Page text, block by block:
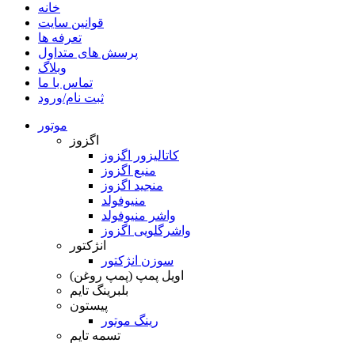
خانه
قوانین سایت
تعرفه ها
پرسش های متداول
وبلاگ
تماس با ما
ثبت نام/ورود
موتور
اگزوز
کاتالیزور اگزوز
منبع اگزوز
منجید اگزوز
منیوفولد
واشر منیوفولد
واشرگلویی اگزوز
انژکتور
سوزن انژکتور
اویل پمپ (پمپ روغن)
بلبرینگ تایم
پیستون
رینگ موتور
تسمه تایم